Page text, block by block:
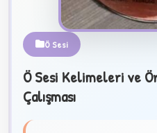
✧
Ö Sesi
Ö Sesi Kelimeleri ve
Çalışması